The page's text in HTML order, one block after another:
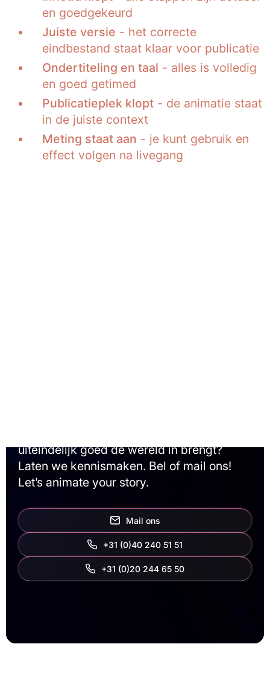
en goedgekeurd
Juiste versie - het correcte
eindbestand staat klaar voor publicatie
Ondertiteling en taal - alles is volledig
en goed getimed
Publicatieplek klopt - de animatie staat
in de juiste context
Meting staat aan - je kunt gebruik en
effect volgen na livegang
uiteindelijk goed de wereld in brengt?
Laten we kennismaken. Bel of mail ons!
Let’s animate your story.
Mail ons
+31 (0)40 240 51 51
‭+31 (0)20 244 65 50‬